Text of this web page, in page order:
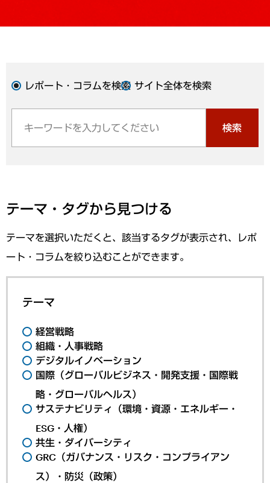
レポート・コラムを検索 サイト全体を検索
検索
テーマ・タグから見つける
テーマを選択いただくと、該当するタグが表示され、レポ
ート・コラムを絞り込むことができます。
テーマ
経営戦略
組織・人事戦略
デジタルイノベーション
国際（グローバルビジネス・開発支援・国際戦
略・グローバルヘルス）
サステナビリティ（環境・資源・エネルギー・
ESG・人権）
共生・ダイバーシティ
GRC（ガバナンス・リスク・コンプライアン
ス）・防災（政策）